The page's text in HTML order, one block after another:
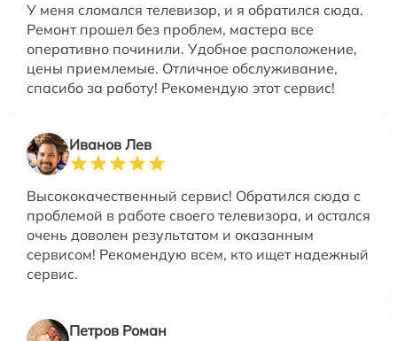
У меня сломался телевизор, и я обратился сюда.
Ремонт прошел без проблем, мастера все
оперативно починили. Удобное расположение,
цены приемлемые. Отличное обслуживание,
спасибо за работу! Рекомендую этот сервис!
Иванов Лев
Высококачественный сервис! Обратился сюда с
проблемой в работе своего телевизора, и остался
очень доволен результатом и оказанным
сервисом! Рекомендую всем, кто ищет надежный
сервис.
Петров Роман